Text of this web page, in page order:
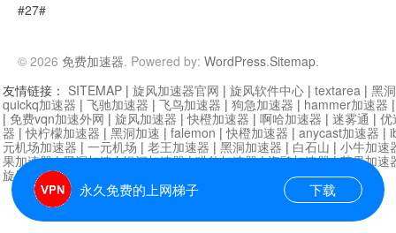
#27#
© 2026 免费加速器. Powered by: WordPress.Sitemap.
永久免费的上网梯子 下载
友情链接： SITEMAP | 旋风加速器官网 | 旋风软件中心 | textarea | 黑
quickq加速器 | 飞驰加速器 | 飞鸟加速器 | 狗急加速器 | hammer加速器
| 免费vqn加速外网 | 旋风加速器 |快橙加速器 | 啊哈加速器 | 迷雾通 | 优
器 |快柠檬加速器 | 黑洞加速 | falemon |快橙加速器 | anycast加速器 |
元机场加速器 | 一元机场 | 老王加速器 | 黑洞加速器 | 白石山 | 小牛加速
果加速器|黑洞加速|银河加速器|猎豹加速器|海鸥加速器|芒果加速
旋风加速器度器